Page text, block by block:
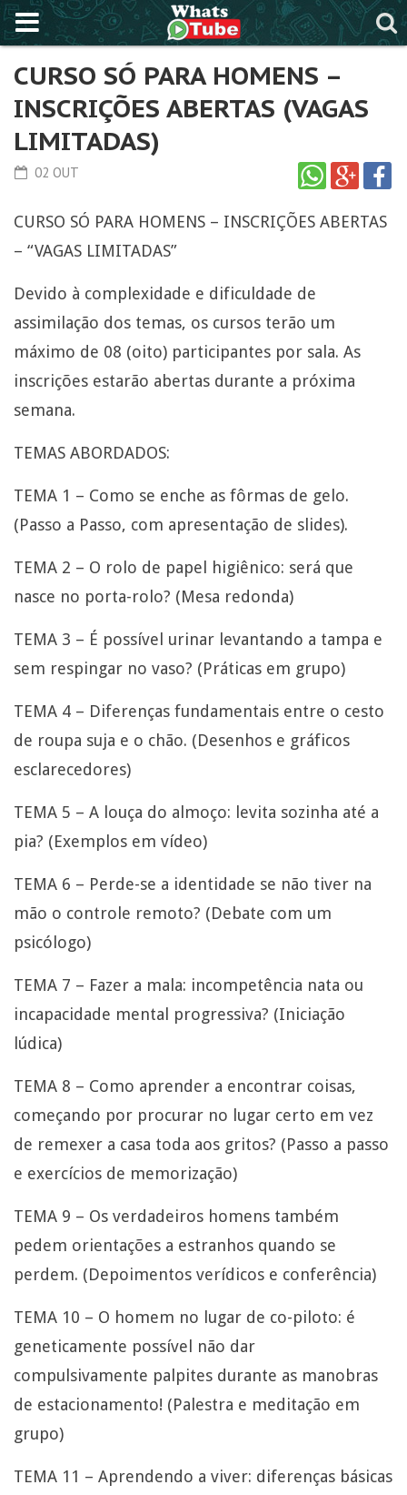
CURSO SÓ PARA HOMENS –
INSCRIÇÕES ABERTAS (VAGAS
LIMITADAS)
02 OUT
CURSO SÓ PARA HOMENS – INSCRIÇÕES ABERTAS
– “VAGAS LIMITADAS”
Devido à complexidade e dificuldade de
assimilação dos temas, os cursos terão um
máximo de 08 (oito) participantes por sala. As
inscrições estarão abertas durante a próxima
semana.
TEMAS ABORDADOS:
TEMA 1 – Como se enche as fôrmas de gelo.
(Passo a Passo, com apresentação de slides).
TEMA 2 – O rolo de papel higiênico: será que
nasce no porta-rolo? (Mesa redonda)
TEMA 3 – É possível urinar levantando a tampa e
sem respingar no vaso? (Práticas em grupo)
TEMA 4 – Diferenças fundamentais entre o cesto
de roupa suja e o chão. (Desenhos e gráficos
esclarecedores)
TEMA 5 – A louça do almoço: levita sozinha até a
pia? (Exemplos em vídeo)
TEMA 6 – Perde-se a identidade se não tiver na
mão o controle remoto? (Debate com um
psicólogo)
TEMA 7 – Fazer a mala: incompetência nata ou
incapacidade mental progressiva? (Iniciação
lúdica)
TEMA 8 – Como aprender a encontrar coisas,
começando por procurar no lugar certo em vez
de remexer a casa toda aos gritos? (Passo a passo
e exercícios de memorização)
TEMA 9 – Os verdadeiros homens também
pedem orientações a estranhos quando se
perdem. (Depoimentos verídicos e conferência)
TEMA 10 – O homem no lugar de co-piloto: é
geneticamente possível não dar
compulsivamente palpites durante as manobras
de estacionamento! (Palestra e meditação em
grupo)
TEMA 11 – Aprendendo a viver: diferenças básicas